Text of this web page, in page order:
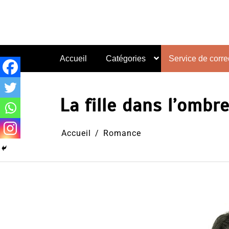
Accueil Catégories Service de
La fille dans
Accueil Romance